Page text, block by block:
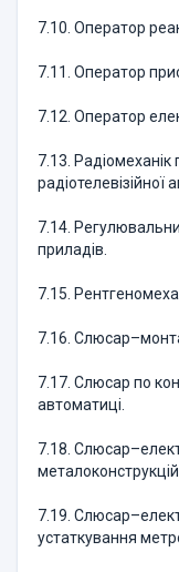
7.10. Оператор
7.11. Оператор
7.12. Оператор
7.13.
радіотелевізійної
7.14.
приладів.
7.15.
7.16.
7.17. Слюсар по
автоматиці.
7.18.
7.19.
устаткування